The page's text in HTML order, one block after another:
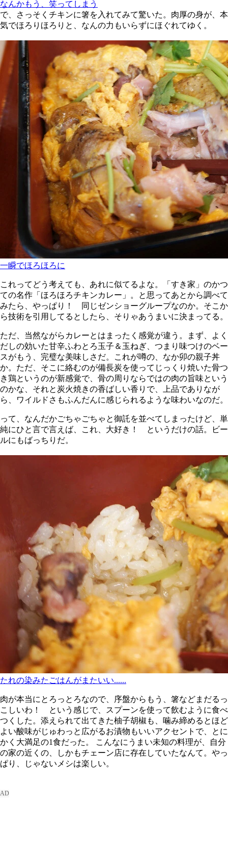
なんかもう、笑ってしまう
で、さっそくチキンに箸を入れてみて驚いた。肉厚の身が、本
気でほろりほろりと、なんの力もいらずにほぐれてゆく。
一瞬でほろほろに
これってどう考えても、あれに似てるよな。「すき家」のかつ
ての名作「ほろほろチキンカレー」。と思ってあとから調べて
みたら、やっぱり！ 同じゼンショーグループなのか。そこか
ら技術を引用してるとしたら、そりゃあうまいに決まってる。
ただ、当然ながらカレーとはまったく感覚が違う。まず、よく
だしの効いた甘辛ふわとろ玉子＆玉ねぎ、つまり味つけのベー
スがもう、完璧な美味しさだ。これが噂の、なか卯の親子丼
か。ただ、そこに絡むのが備長炭を使ってじっくり焼いた骨つ
き鶏というのが新感覚で、骨の周りならではの肉の旨味という
のかな、それと炭火焼きの香ばしい香りで、上品でありなが
ら、ワイルドさもふんだんに感じられるような味わいなのだ。
って、なんだかごちゃごちゃと御託を並べてしまったけど、単
純にひと言で言えば、これ、大好き！ というだけの話。ビー
ルにもばっちりだ。
たれの染みたごはんがまたいい......
肉が本当にとろっとろなので、序盤からもう、箸などまだるっ
こしいわ！ という感じで、スプーンを使って飲むように食べ
つくした。添えられて出てきた柚子胡椒も、噛み締めるとほど
よい酸味がじゅわっと広がるお漬物もいいアクセントで、とに
かく大満足の1食だった。 こんなにうまい未知の料理が、自分
の家の近くの、しかもチェーン店に存在していたなんて。やっ
ぱり、じゃないメシは楽しい。